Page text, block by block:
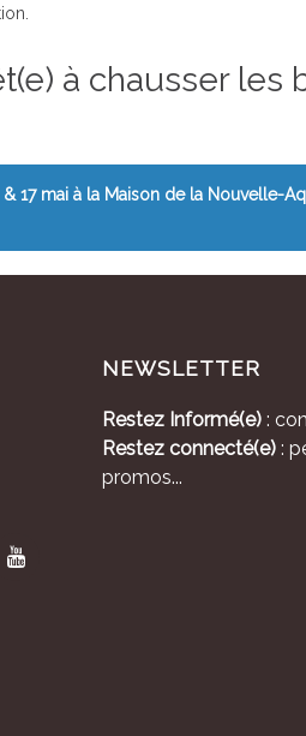
à chausser
17 mai à la Maison de la Nouvelle-
NEWSLETTER
Restez Informé(e) :
Restez connecté(e) :
promos...